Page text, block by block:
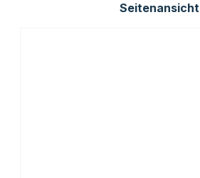
Seitenansicht